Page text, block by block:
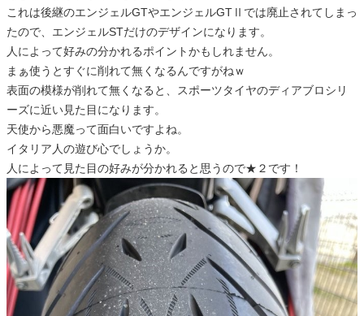
これは後継のエンジェルGTやエンジェルGTⅡでは廃止されてしまっ
たので、エンジェルSTだけのデザインになります。
人によって好みの分かれるポイントかもしれません。
まぁ使うとすぐに削れて無くなるんですがねｗ
表面の模様が削れて無くなると、スポーツタイヤのディアブロシリ
ーズに近い見た目になります。
天使から悪魔って面白いですよね。
イタリア人の遊び心でしょうか。
人によって見た目の好みが分かれると思うので★２です！